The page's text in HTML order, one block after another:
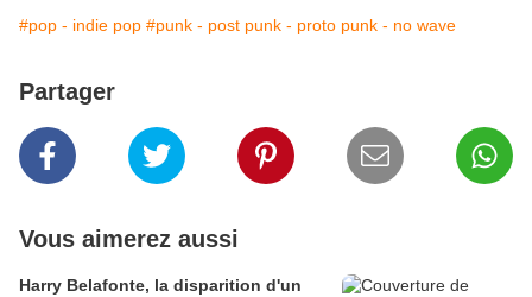
#pop - indie pop #punk - post punk - proto punk - no wave
Partager
Vous aimerez aussi
Harry Belafonte, la disparition d'un